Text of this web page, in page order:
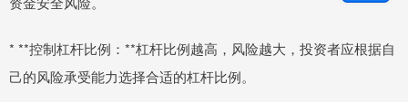
* **控制杠杆比例：**杠杆比例越高，风险越大，投资者应根据自
己的风险承受能力选择合适的杠杆比例。